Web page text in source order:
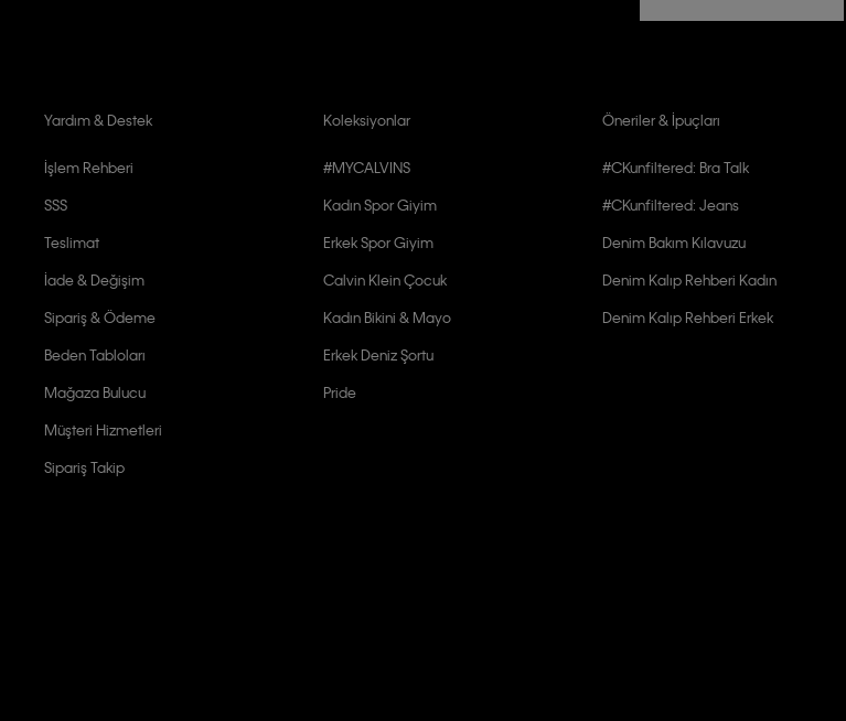
Yardım & Destek
İşlem Rehberi
SSS
Teslimat
İade & Değişim
Sipariş & Ödeme
Beden Tabloları
Mağaza Bulucu
Müşteri Hizmetleri
Sipariş Takip
Koleksiyonlar
#MYCALVINS
Kadın Spor Giyim
Erkek Spor Giyim
Calvin Klein Çocuk
Kadın Bikini & Mayo
Erkek Deniz Şortu
Pride
Öneriler & İpuçları
#CKunfiltered: Bra Talk
#CKunfiltered: Jeans
Denim Bakım Kılavuzu
Denim Kalıp Rehberi Kadın
Denim Kalıp Rehberi Erkek